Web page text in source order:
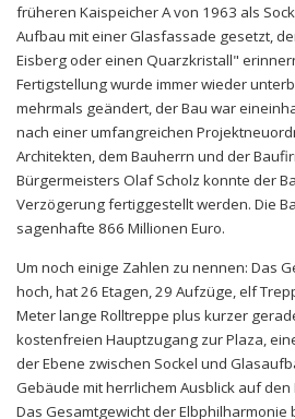
früheren Kaispeicher A von 1963 als
Aufbau mit einer Glasfassade gesetzt,
Eisberg oder einen Quarzkristall"
Fertigstellung wurde immer wieder
mehrmals geändert, der Bau war
nach einer umfangreichen
Architekten, dem Bauherrn und der
Bürgermeisters Olaf Scholz konnte der
Verzögerung fertiggestellt werden. Die
sagenhafte 866 Millionen Euro.
Um noch einige Zahlen zu nennen: Das
hoch, hat 26 Etagen, 29 Aufzüge, elf
Meter lange Rolltreppe plus kurzer
kostenfreien Hauptzugang zur Plaza,
der Ebene zwischen Sockel und
Gebäude mit herrlichem Ausblick auf
Das Gesamtgewicht der Elbphilharmonie